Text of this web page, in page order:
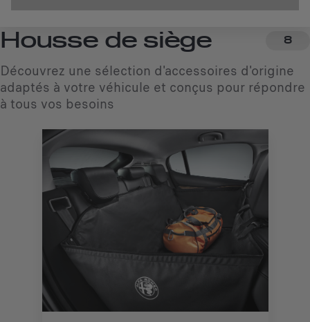
Housse de siège 8
Découvrez une sélection d'accessoires d'origine
adaptés à votre véhicule et conçus pour répondre
à tous vos besoins